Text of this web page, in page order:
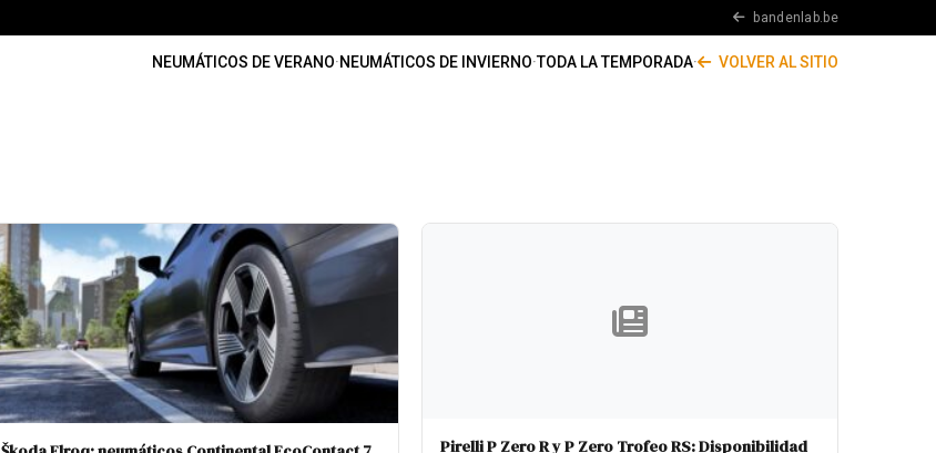
bandenlab.be
NEUMÁTICOS DE VERANO·NEUMÁTICOS DE INVIERNO·TODA LA TEMPORADA· VOLVER AL SITIO
Pirelli P Zero R y P Zero Trofeo RS: Disponibilidad